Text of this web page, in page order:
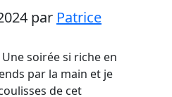
par Patrice
soirée si riche en
par la main et je
de cet